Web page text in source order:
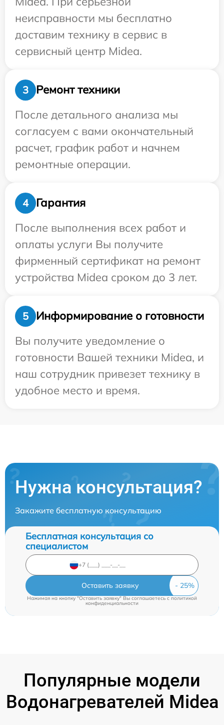
неисправности мы бесплатно
доставим технику в сервис в
сервисный центр Midea.
3
Ремонт техники
После детального анализа мы
согласуем с вами окончательный
расчет, график работ и начнем
ремонтные операции.
4
Гарантия
После выполнения всех работ и
оплаты услуги Вы получите
фирменный сертификат на ремонт
устройства Midea сроком до 3 лет.
5
Информирование о готовности
Вы получите уведомление о
готовности Вашей техники Midea, и
наш сотрудник привезет технику в
удобное место и время.
Нужна консультация?
Закажите бесплатную консультацию
Бесплатная консультация со
специалистом
Оставить заявку
Нажимая на кнопку "Оставить заявку" Вы соглашаетесь cполитикой
конфиденциальности
Популярные модели
Водонагревателей Midea